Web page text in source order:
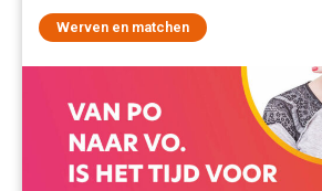
Werven en matchen